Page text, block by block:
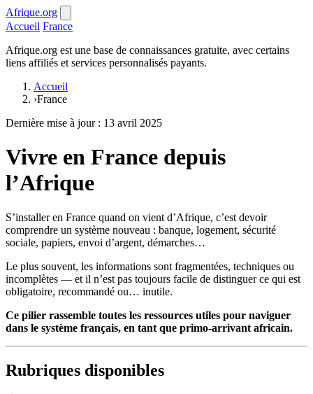
Afrique.org
Accueil France
Afrique.org est une base de connaissances gratuite, avec certains
liens affiliés et services personnalisés payants.
Accueil
›France
Dernière mise à jour : 13 avril 2025
Vivre en France depuis
l’Afrique
S’installer en France quand on vient d’Afrique, c’est devoir
comprendre un système nouveau : banque, logement, sécurité
sociale, papiers, envoi d’argent, démarches…
Le plus souvent, les informations sont fragmentées, techniques ou
incomplètes — et il n’est pas toujours facile de distinguer ce qui est
obligatoire, recommandé ou… inutile.
Ce pilier rassemble toutes les ressources utiles pour naviguer
dans le système français, en tant que primo-arrivant africain.
Rubriques disponibles